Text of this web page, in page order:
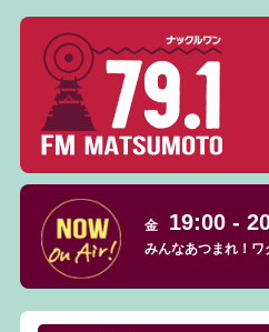
金 19:00 -
みんなあつまれ！ワ